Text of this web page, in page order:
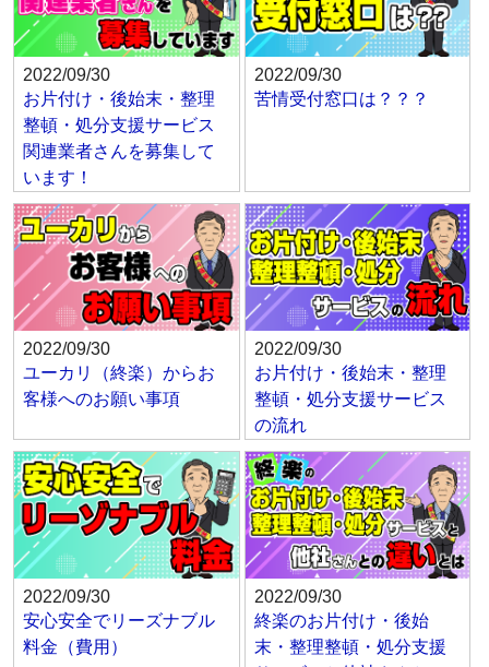
2022/09/30
お片付け・後始末・整理
整頓・処分支援サービス
関連業者さんを募集して
います！
2022/09/30
苦情受付窓口は？？？
2022/09/30
ユーカリ（終楽）からお
客様へのお願い事項
2022/09/30
お片付け・後始末・整理
整頓・処分支援サービス
の流れ
2022/09/30
安心安全でリーズナブル
料金（費用）
2022/09/30
終楽のお片付け・後始
末・整理整頓・処分支援